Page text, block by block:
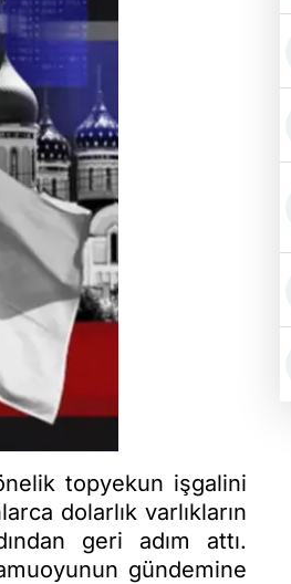
topyekun işgalini
dolarlık varlıkların
geri adım attı.
gündemine